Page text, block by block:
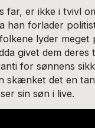
far, er ikke i tvivl
han forlader
lyder meget
givet dem deres
for sønnens
skænket det en
sin søn i live.